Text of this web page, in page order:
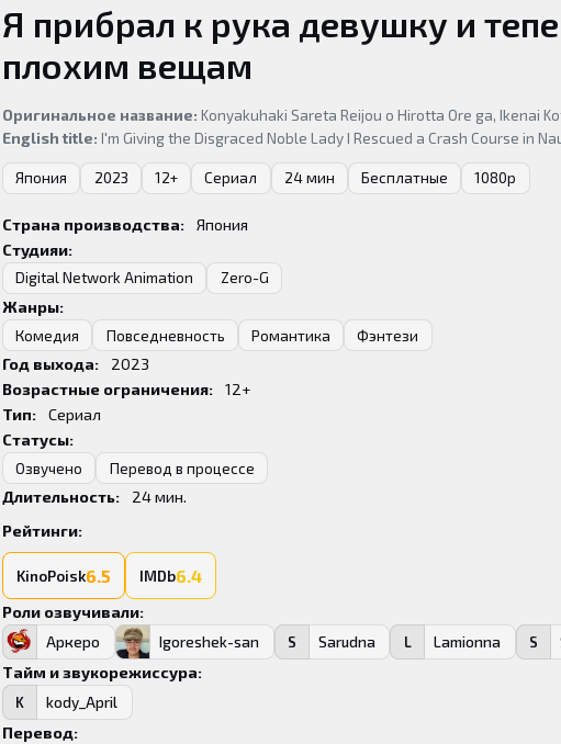
Я прибрал к рука девушку и
плохим вещам
Оригинальное название: Konyakuhaki Sareta Reijou o Hirotta Ore ga, Ikenai
English title: I'm Giving the Disgraced Noble Lady I Rescued a Crash Course in
Япония 2023 12+ Сериал 24 мин Бесплатные 1080p
Страна производства:
Япония
Студияи:
Digital Network Animation
Zero-G
Жанры:
Комедия
Повседневность Романтика
Фэнтези
Год выхода:
2023
Возрастные ограничения:
12+
Тип:
Сериал
Статусы:
Озвучено
Перевод в процессе
Длительность:
24мин.
Рейтинги:
KinoPoisk6.5 IMDb6.4
Роли озвучивали:
А Аркеро I Igoreshek-san S Sarudna L Lamionna S
Тайм и звукорежиссура:
K
kody_April
Перевод: